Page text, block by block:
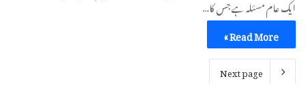
ایک عام مسئلہ ہے جس کا…
Read More »
Next page